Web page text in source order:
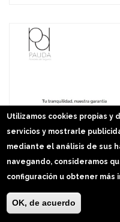
Nueva Web: Pauda
23 Jul 24
Utilizamos cookies propias y
servicios y mostrarle
mediante el análisis de sus
navegando, consideramos
configuración u obtener más
OK, de acuerdo